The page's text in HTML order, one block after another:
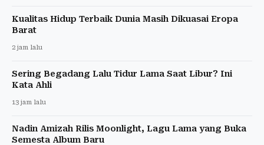
Kualitas Hidup Terbaik Dunia Masih Dikuasai Eropa
Barat
2 jam lalu
Sering Begadang Lalu Tidur Lama Saat Libur? Ini
Kata Ahli
13 jam lalu
Nadin Amizah Rilis Moonlight, Lagu Lama yang Buka
Semesta Album Baru